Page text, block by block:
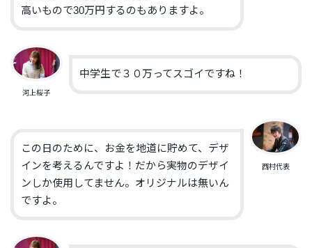
高いもので30万円するのもありますよ。
河上桜子
中学生で３０万ってスゴイですね！
西村代表
この日のために、お金を地道に貯めて、デザ
インを考えるんですよ！だから実物のデザイ
ンしか使用してません。オリジナルは無いん
ですよ。